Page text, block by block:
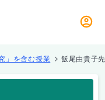
」を含む授業 飯尾由貴子